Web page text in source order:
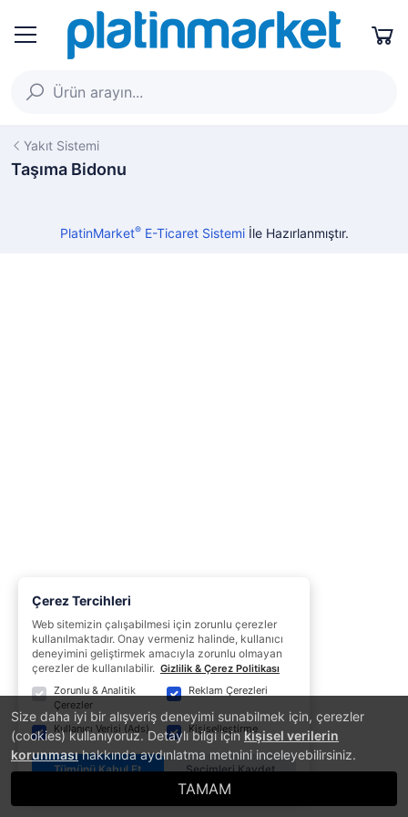
Size daha iyi bir alışveriş deneyimi sunabilmek için, çerezler
(cookies) kullanıyoruz. Detaylı bilgi içinkişisel verilerin
korunmasıhakkında aydınlatma metnini inceleyebilirsiniz.
TAMAM
Yakıt Sistemi
Taşıma Bidonu
PlatinMarket®E-Ticaret Sistemiİle Hazırlanmıştır.
Çerez Tercihleri
Web sitemizin çalışabilmesi için zorunlu çerezler
kullanılmaktadır. Onay vermeniz halinde, kullanıcı
deneyimini geliştirmek amacıyla zorunlu olmayan
çerezler de kullanılabilir. Gizlilik & Çerez Politikası
Zorunlu & Analitik
Çerezler
Reklam Çerezleri
Kullanıcı Verisi (Ads) Kişiselleştirme
Tümünü Kabul Et Seçimleri Kaydet